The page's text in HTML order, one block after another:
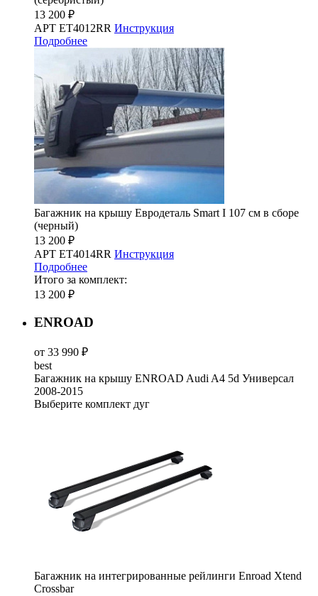
13 200 ₽
АРТ ET4012RR Инструкция
Подробнее
Багажник на крышу Евродеталь Smart I 107 см в сборе
(черный)
13 200 ₽
АРТ ET4014RR Инструкция
Подробнее
Итого за комплект:
13 200 ₽
ENROAD
от 33 990 ₽
best
Багажник на крышу ENROAD Audi A4 5d Универсал
2008-2015
Выберите комплект дуг
Багажник на интегрированные рейлинги Enroad Xtend
Crossbar